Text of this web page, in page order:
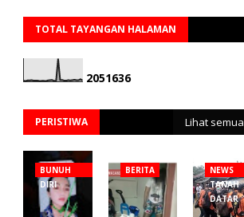
TOTAL TAYANGAN HALAMAN
2051636
PERISTIWA Lihat semua
BUNUH
DIRI
BERITA
NEWS
TANAH
DATAR